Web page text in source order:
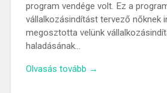
program vendége volt. Ez a
vállalkozásindítást tervező nőknek
megosztotta velünk
haladásának…
Olvasás tovább →